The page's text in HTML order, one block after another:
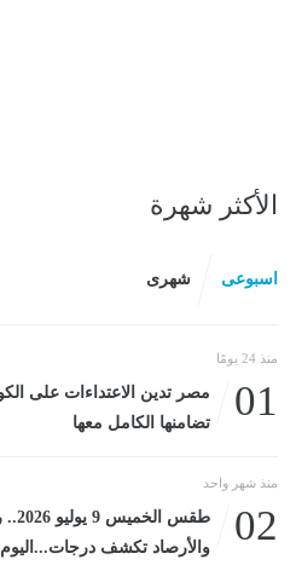
الأكثر شهرة
اسبوعى شهرى
منذ 24 يومًا
01
مصر تدين الاعتداءات على
تضامنها الكامل معها
منذ شهر واحد
02
والأرصاد تكشف درجات...اليوم الخميس، 9